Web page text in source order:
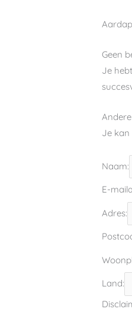
Geen
Je
Je kan
Naam:
E-
Adres:
Land: